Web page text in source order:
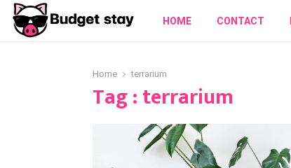
HOME CONTACT
Home terrarium
Tag : terrarium